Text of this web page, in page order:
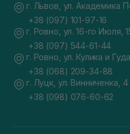
г. Львов, ул. Академика
+38 (097) 101-97-16
г. Ровно, ул. 16-го Июля,
+38 (097) 544-61-44
г. Ровно, ул. Кулика и
+38 (068) 209-34-88
г. Луцк, ул. Винниченка, 4
+38 (098) 076-60-62